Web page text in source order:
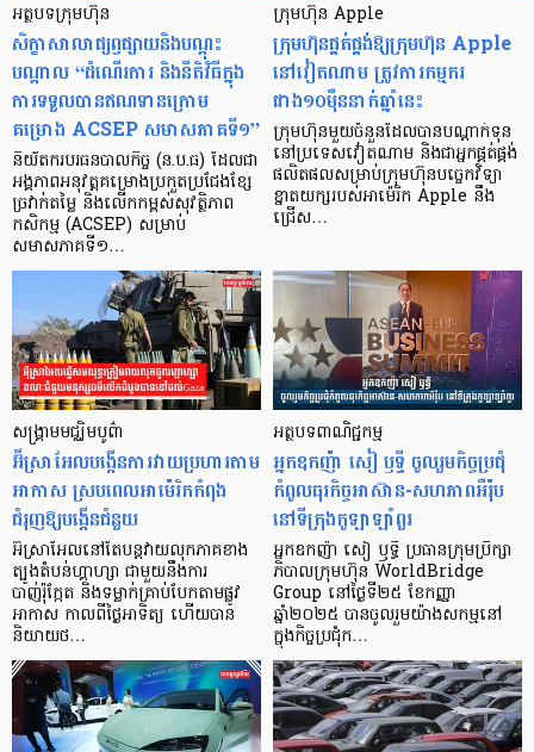
អត្ថបទក្រុមហ៊ុន
សិក្ខាសាលាផ្សព្វផ្សាយនិងបណ្តុះ
បណ្តាល “ដំណើរការ និងនីតិវិធីក្នុង
ការទទួលបានឥណទានក្រោម
គម្រោង ACSEP សមាសភាគទី១”
និយ័តករបរធនបាលកិច្ច (ន.ប.ធ) ដែលជា
អង្គភាពអនុវត្តគម្រោងប្រកួតប្រជែងខ្សែ
ច្រវាក់តម្លៃ និងលើកកម្ពស់សុវត្ថិភាព
កសិកម្ម (ACSEP) សម្រាប់
សមាសភាគទី១…
ក្រុមហ៊ុន Apple
ក្រុមហ៊ុនផ្គត់ផ្គង់ឱ្យក្រុមហ៊ុន Apple
នៅវៀតណាម ត្រូវការកម្មករ
ជាង១០ម៉ឺននាក់ឆ្នាំនេះ
ក្រុមហ៊ុនមួយចំនួនដែលបានបណ្ដាក់ទុន
នៅប្រទេសវៀតណាម និងជាអ្នកផ្គត់ផ្គង់
ផលិតផលសម្រាប់ក្រុមហ៊ុនបច្ចេកវិទ្យា
ខ្នាតយក្សរបស់អាម៉េរិក Apple នឹង
ជ្រើស…
សង្រ្គាមមជ្ឈិមបូព៌ា
អ៊ីស្រាអែលបង្កើនការវាយប្រហារតាម
អាកាស ស្របពេលអាម៉េរិកកំពុង
ជំរុញឱ្យបង្កើនជំនួយ
អ៊ីស្រាអែលនៅតែបន្តវាយលុកភាគខាង
ត្បូងតំបន់ហ្គាហ្សា ជាមួយនឹងការ
បាញ់រ៉ុក្កែត និងទម្លាក់គ្រាប់បែកតាមផ្លូវ
អាកាស កាលពីថ្ងៃអាទិត្យ ហើយបាន
និយាយថ…
អត្ថបទពាណិជ្ជកម្ម
អ្នកឧកញ៉ា សៀ ឫទ្ធី ចូលរួមកិច្ចប្រជុំ
កំពូលធុរកិច្ចអាស៊ាន-សហភាពអឺរ៉ុប
នៅទីក្រុងកូឡាឡាំពួរ
អ្នកឧកញ៉ា សៀ ឫទ្ធី ប្រធានក្រុមប្រឹក្សា
ភិបាលក្រុមហ៊ុន WorldBridge
Group នៅថ្ងៃទី២៥ ខែកញ្ញា
ឆ្នាំ២០២៥ បានចូលរួមយ៉ាងសកម្មនៅ
ក្នុងកិច្ចប្រជុំក…